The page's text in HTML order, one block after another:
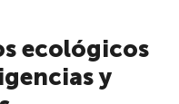
ecológicos
y